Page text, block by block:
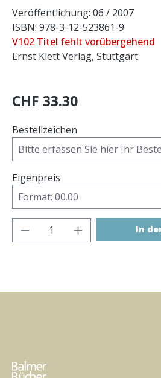
Veröffentlichung: 06 / 2007
ISBN: 978-3-12-523861-9
V102 Titel fehlt vorübergehend
Ernst Klett Verlag, Stuttgart
CHF 33.30
Bestellzeichen
Eigenpreis
Produkt Anzahl: Gib
In